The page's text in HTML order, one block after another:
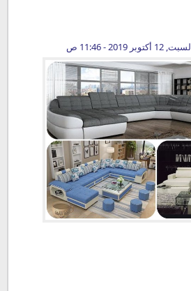
12 أكتوبر 2019 - 11:46 ص